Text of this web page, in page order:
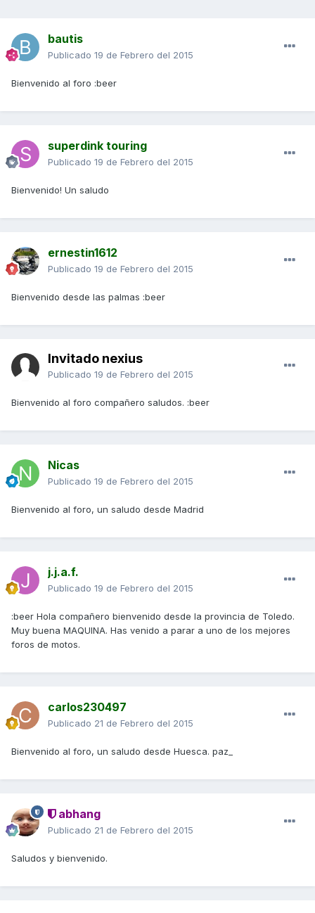
bautis
Publicado 19 de Febrero del 2015
Bienvenido al foro :beer
superdink touring
Publicado 19 de Febrero del 2015
Bienvenido! Un saludo
ernestin1612
Publicado 19 de Febrero del 2015
Bienvenido desde las palmas :beer
Invitado nexius
Publicado 19 de Febrero del 2015
Bienvenido al foro compañero saludos. :beer
Nicas
Publicado 19 de Febrero del 2015
Bienvenido al foro, un saludo desde Madrid
j.j.a.f.
Publicado 19 de Febrero del 2015
:beer Hola compañero bienvenido desde la provincia de Toledo.
Muy buena MAQUINA. Has venido a parar a uno de los mejores
foros de motos.
carlos230497
Publicado 21 de Febrero del 2015
Bienvenido al foro, un saludo desde Huesca. paz_
abhang
Publicado 21 de Febrero del 2015
Saludos y bienvenido.